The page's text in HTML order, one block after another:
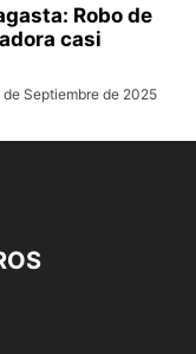
Robo de
casi
de Septiembre de 2025